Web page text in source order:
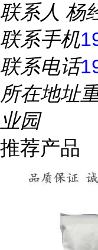
联系人 杨
联系手机
联系电话
所在地址
业园
推荐产品